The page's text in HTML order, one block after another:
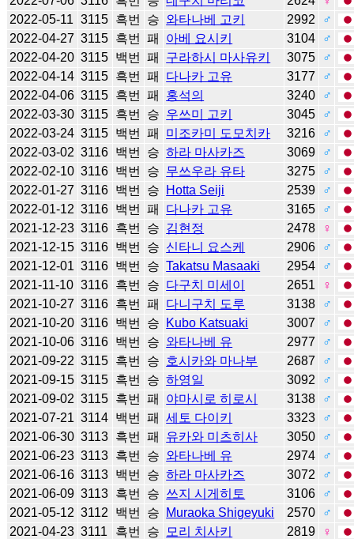
2022-05-11 3115 흑번 승 와타나베 고키 2992
♂
2022-04-27 3115 흑번 패 아베 요시키 3104
♂
2022-04-20 3115 백번 패 구라하시 마사유키 3075
♂
2022-04-14 3115 흑번 패 다나카 고유 3177
♂
2022-04-06 3115 흑번 패 홍석의 3240
♂
2022-03-30 3115 흑번 승 우쓰미 고키 3045
♂
2022-03-24 3115 백번 패 미조카미 도모치카 3216
♂
2022-03-02 3116 백번 승 하라 마사카즈 3069
♂
2022-02-10 3116 백번 승 무쓰우라 유타 3275
♂
2022-01-27 3116 백번 승 Hotta Seiji 2539
♂
2022-01-12 3116 백번 패 다나카 고유 3165
♂
2021-12-23 3116 흑번 승 김현정 2478
♀
2021-12-15 3116 백번 승 신타니 요스케 2906
♂
2021-12-01 3116 백번 승 Takatsu Masaaki 2954
♂
2021-11-10 3116 흑번 승 다구치 미세이 2651
♀
2021-10-27 3116 흑번 패 다니구치 도루 3138
♂
2021-10-20 3116 백번 승 Kubo Katsuaki 3007
♂
2021-10-06 3116 백번 승 와타나베 유 2977
♂
2021-09-22 3115 흑번 승 호시카와 마나부 2687
♂
2021-09-15 3115 흑번 승 하영일 3092
♂
2021-09-02 3115 흑번 패 야마시로 히로시 3138
♂
2021-07-21 3114 백번 패 세토 다이키 3323
♂
2021-06-30 3113 흑번 패 유카와 미츠히사 3050
♂
2021-06-23 3113 흑번 승 와타나베 유 2974
♂
2021-06-16 3113 백번 승 하라 마사카즈 3072
♂
2021-06-09 3113 흑번 승 쓰지 시게히토 3106
♂
2021-05-12 3112 백번 승 Muraoka Shigeyuki 2570
♂
2021-04-23 3111 흑번 승 모리 치사키 2819
♀